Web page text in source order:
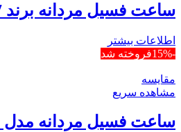
ساعت فسیل مردانه برند fs5727
اطلاعات بیشتر
-15%
فروخته شد
مقایسه
مشاهده سریع
ساعت فسیل مردانه مدل fs5675